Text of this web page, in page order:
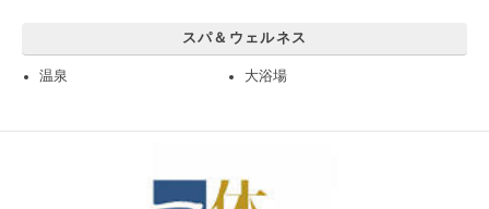
スパ＆ウェルネス
温泉 大浴場